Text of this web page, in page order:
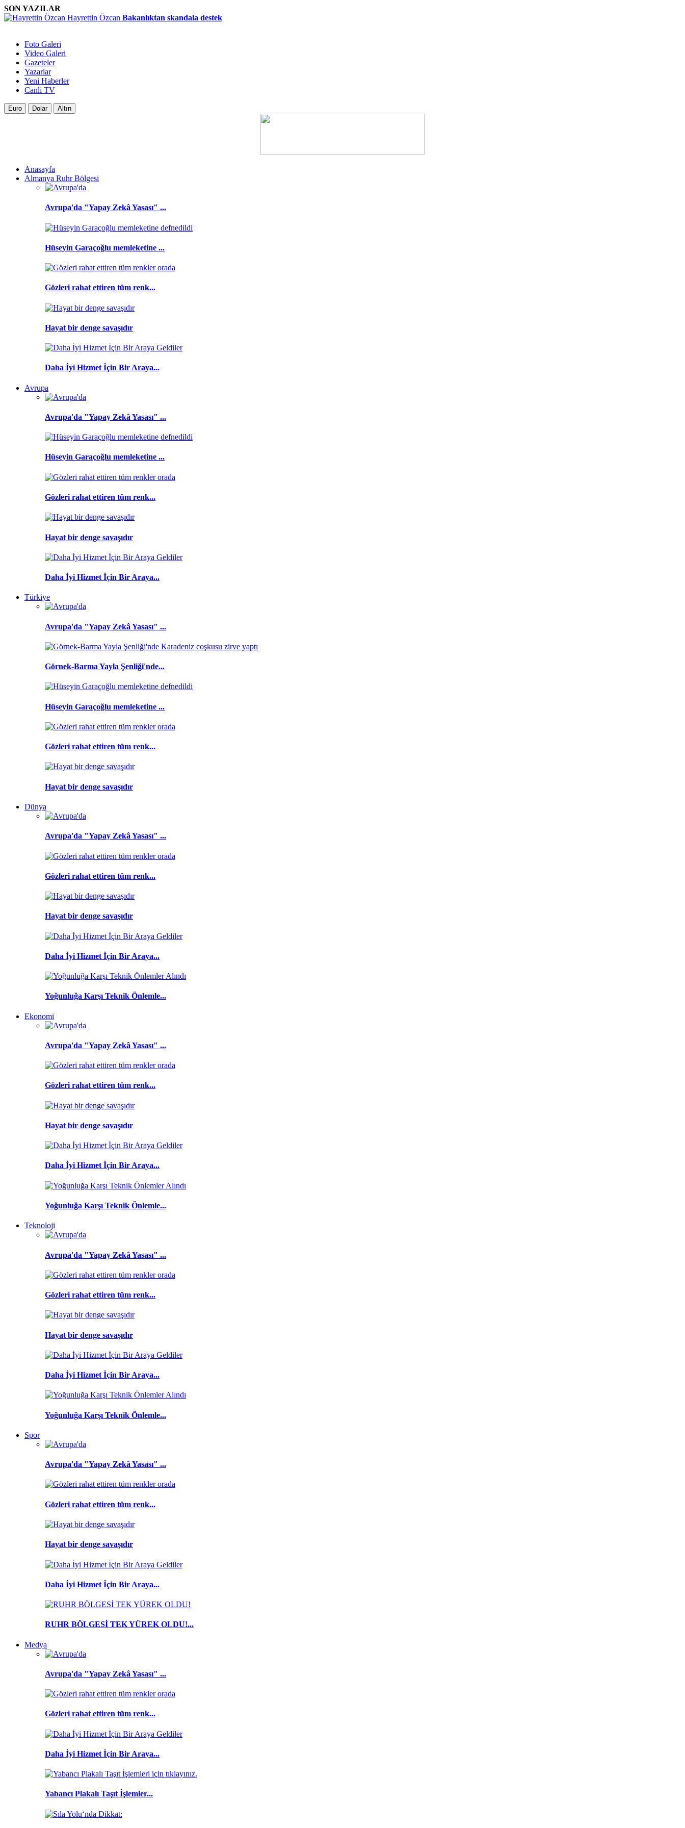
SON YAZILAR
Hayrettin Özcan Bakanlıktan skandala destek
Foto Galeri
Video Galeri
Gazeteler
Yazarlar
Yeni Haberler
Canli TV
Euro Dolar Altın
Anasayfa
Almanya Ruhr Bölgesi
Avrupa'da "Yapay Zekâ Yasası" ...
Hüseyin Garaçoğlu memleketine ...
Gözleri rahat ettiren tüm renk...
Hayat bir denge savaşıdır
Daha İyi Hizmet İçin Bir Araya...
Avrupa
Avrupa'da "Yapay Zekâ Yasası" ...
Hüseyin Garaçoğlu memleketine ...
Gözleri rahat ettiren tüm renk...
Hayat bir denge savaşıdır
Daha İyi Hizmet İçin Bir Araya...
Türkiye
Avrupa'da "Yapay Zekâ Yasası" ...
Görnek-Barma Yayla Şenliği'nde...
Hüseyin Garaçoğlu memleketine ...
Gözleri rahat ettiren tüm renk...
Hayat bir denge savaşıdır
Dünya
Avrupa'da "Yapay Zekâ Yasası" ...
Gözleri rahat ettiren tüm renk...
Hayat bir denge savaşıdır
Daha İyi Hizmet İçin Bir Araya...
Yoğunluğa Karşı Teknik Önlemle...
Ekonomi
Avrupa'da "Yapay Zekâ Yasası" ...
Gözleri rahat ettiren tüm renk...
Hayat bir denge savaşıdır
Daha İyi Hizmet İçin Bir Araya...
Yoğunluğa Karşı Teknik Önlemle...
Teknoloji
Avrupa'da "Yapay Zekâ Yasası" ...
Gözleri rahat ettiren tüm renk...
Hayat bir denge savaşıdır
Daha İyi Hizmet İçin Bir Araya...
Yoğunluğa Karşı Teknik Önlemle...
Spor
Avrupa'da "Yapay Zekâ Yasası" ...
Gözleri rahat ettiren tüm renk...
Hayat bir denge savaşıdır
Daha İyi Hizmet İçin Bir Araya...
RUHR BÖLGESİ TEK YÜREK OLDU!...
Medya
Avrupa'da "Yapay Zekâ Yasası" ...
Gözleri rahat ettiren tüm renk...
Daha İyi Hizmet İçin Bir Araya...
Yabancı Plakalı Taşıt İşlemler...